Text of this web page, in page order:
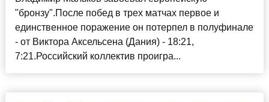
"бронзу".После побед в трех матчах первое и
единственное поражение он потерпел в полуфинале
- от Виктора Аксельсена (Дания) - 18:21,
7:21.Российский коллектив проигра...